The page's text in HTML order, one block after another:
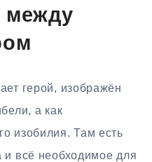
между
герой, изображён
а как
изобилия. Там есть
всё необходимое для